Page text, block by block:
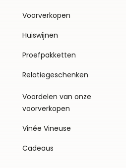
Voorverkopen
Huiswijnen
Proefpakketten
Relatiegeschenken
Voordelen van onze
voorverkopen
Vinée Vineuse
Cadeaus